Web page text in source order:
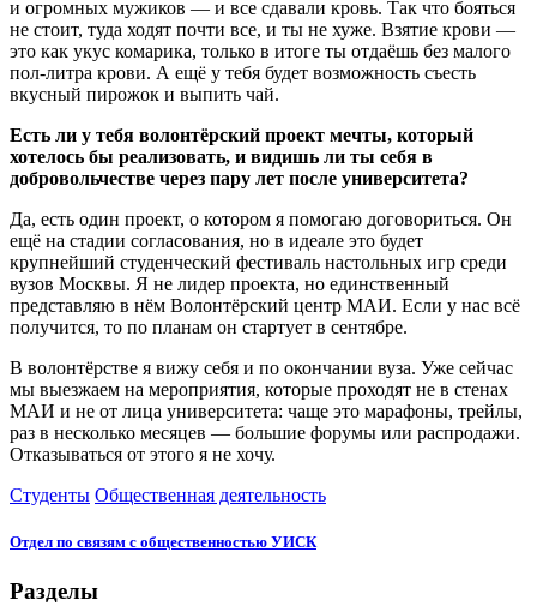
и огромных мужиков — и все сдавали кровь. Так что бояться
не стоит, туда ходят почти все, и ты не хуже. Взятие крови —
это как укус комарика, только в итоге ты отдаёшь без малого
пол-литра крови. А ещё у тебя будет возможность съесть
вкусный пирожок и выпить чай.
Есть ли у тебя волонтёрский проект мечты, который
хотелось бы реализовать, и видишь ли ты себя в
добровольчестве через пару лет после университета?
Да, есть один проект, о котором я помогаю договориться. Он
ещё на стадии согласования, но в идеале это будет
крупнейший студенческий фестиваль настольных игр среди
вузов Москвы. Я не лидер проекта, но единственный
представляю в нём Волонтёрский центр МАИ. Если у нас всё
получится, то по планам он стартует в сентябре.
В волонтёрстве я вижу себя и по окончании вуза. Уже сейчас
мы выезжаем на мероприятия, которые проходят не в стенах
МАИ и не от лица университета: чаще это марафоны, трейлы,
раз в несколько месяцев — большие форумы или распродажи.
Отказываться от этого я не хочу.
Студенты Общественная деятельность
Отдел по связям с общественностью УИСК
Разделы